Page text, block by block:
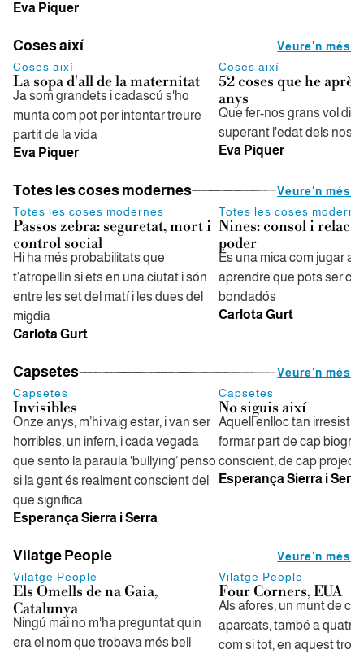
Eva Piquer
Coses així
Veure'n més
Coses així
La sopa d'all de la maternitat
Ja som grandets i cadascú s'ho
munta com pot per intentar treure
partit de la vida
Eva Piquer
Coses així
52 coses que he après
anys
Que fer-nos grans vol dir
superant l'edat dels
Eva Piquer
Totes les coses modernes
Veure'n més
Totes les coses modernes
Passos zebra: seguretat, mort i
control social
Hi ha més probabilitats que
t’atropellin si ets en una ciutat i són
entre les set del matí i les dues del
migdia
Carlota Gurt
Totes les coses
Nines: consol i
poder
És una mica com jugar a
aprendre que pots ser
bondadós
Carlota Gurt
Capsetes
Veure'n més
Capsetes
Invisibles
Onze anys, m’hi vaig estar, i van ser
horribles, un infern, i cada vegada
que sento la paraula ‘bullying’ penso
si la gent és realment conscient del
que significa
Esperança Sierra i Serra
Capsetes
No siguis així
Aquell enlloc tan
formar part de cap
conscient, de cap
Esperança Sierra i Serra
Vilatge People
Veure'n més
Vilatge People
Els Omells de na Gaia,
Catalunya
Ningú mai no m'ha preguntat quin
era el nom que trobava més bell
Vilatge People
Four Corners, EUA
Als afores, un munt de
aparcats, també a quatre
com si tot, en aquest tros